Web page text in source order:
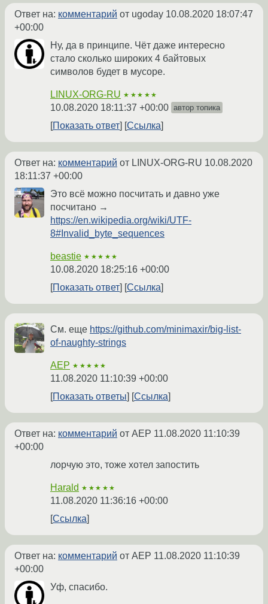
Ответ на: комментарий от ugoday 10.08.2020 18:07:47
+00:00
Ну, да в принципе. Чёт даже интересно
стало сколько широких 4 байтовых
символов будет в мусоре.
LINUX-ORG-RU ★★★★★
10.08.2020 18:11:37 +00:00 автор топика
Показать ответ Ссылка
Ответ на: комментарий от LINUX-ORG-RU 10.08.2020
18:11:37 +00:00
Это всё можно посчитать и давно уже
посчитано →
https://en.wikipedia.org/wiki/UTF-
8#Invalid_byte_sequences
beastie ★★★★★
10.08.2020 18:25:16 +00:00
Показать ответ
Ссылка
См. еще https://github.com/minimaxir/big-list-
of-naughty-strings
AEP ★★★★★
11.08.2020 11:10:39 +00:00
Показать ответы
Ссылка
Ответ на: комментарий от AEP 11.08.2020 11:10:39
+00:00
лорчую это, тоже хотел запостить
Harald ★★★★★
11.08.2020 11:36:16 +00:00
Ссылка
Ответ на: комментарий от AEP 11.08.2020 11:10:39
+00:00
Уф, спасибо.